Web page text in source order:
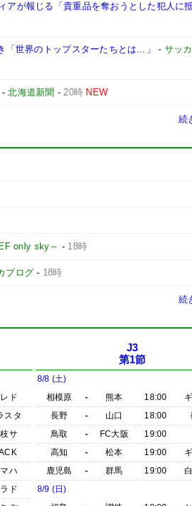
アが報じる「貴重品を奪おうとした犯人に
「世界のトップスターたちとは…」 - サッ
-北海道新聞 -20時 NEW
続
only sky～ - 18時
ブログ - 18時
続
ド
スタ
サ
ハ
ド
J3
第1節
8/8 (土)
相模原
- 熊本 18:00
長野
- 山口 18:00
鳥取
- FC大阪 19:00
高知
- 松本 19:00
鹿児島
- 群馬 19:00
8/9 (日)